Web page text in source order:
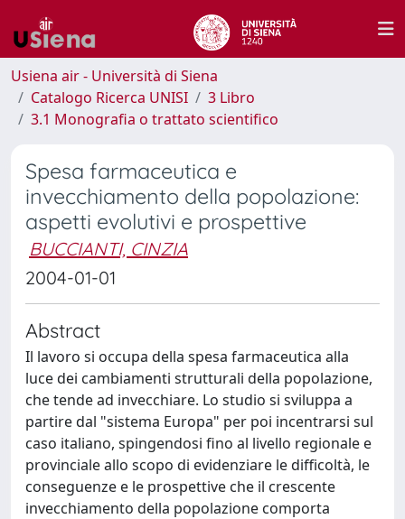
Usiena air - Università di Siena
Catalogo Ricerca UNISI
3 Libro
3.1 Monografia o trattato scientifico
Spesa farmaceutica e
invecchiamento della popolazione:
aspetti evolutivi e prospettive
BUCCIANTI, CINZIA
2004-01-01
Abstract
Il lavoro si occupa della spesa farmaceutica alla
luce dei cambiamenti strutturali della popolazione,
che tende ad invecchiare. Lo studio si sviluppa a
partire dal "sistema Europa" per poi incentrarsi sul
caso italiano, spingendosi fino al livello regionale e
provinciale allo scopo di evidenziare le difficoltà, le
conseguenze e le prospettive che il crescente
invecchiamento della popolazione comporta